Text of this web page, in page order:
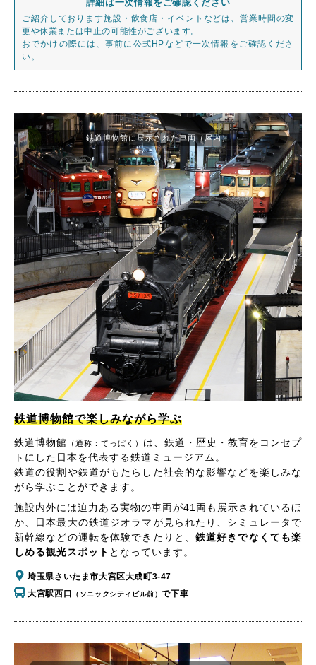
詳細は一次情報をご確認ください
ご紹介しております施設・飲食店・イベントなどは、営業時間の変
更や休業または中止の可能性がございます。
おでかけの際には、事前に公式HPなどで一次情報をご確認くださ
い。
鉄道博物館に展示された車両（屋内）
鉄道博物館で楽しみながら学ぶ
鉄道博物館 （通称：てっぱく） は、鉄道・歴史・教育をコンセプ
トにした日本を代表する鉄道ミュージアム。
鉄道の役割や鉄道がもたらした社会的な影響などを楽しみな
がら学ぶことができます。
施設内外には迫力ある実物の車両が41両も展示されているほ
か、日本最大の鉄道ジオラマが見られたり、シミュレータで
新幹線などの運転を体験できたりと、 鉄道好きでなくても楽
しめる観光スポット となっています。
埼玉県さいたま市大宮区大成町3-47
大宮駅西口
（ソニックシティビル前）で下車